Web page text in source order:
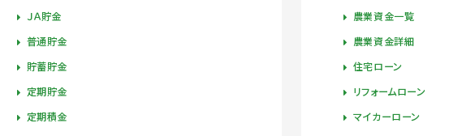
ＪＡ貯金
普通貯金
貯蓄貯金
定期貯金
定期積金
農業資金一覧
農業資金詳細
住宅ローン
リフォームローン
マイカーローン